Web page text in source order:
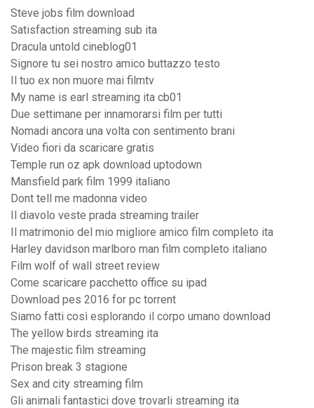
Steve jobs film download
Satisfaction streaming sub ita
Dracula untold cineblog01
Signore tu sei nostro amico buttazzo testo
Il tuo ex non muore mai filmtv
My name is earl streaming ita cb01
Due settimane per innamorarsi film per tutti
Nomadi ancora una volta con sentimento brani
Video fiori da scaricare gratis
Temple run oz apk download uptodown
Mansfield park film 1999 italiano
Dont tell me madonna video
Il diavolo veste prada streaming trailer
Il matrimonio del mio migliore amico film completo ita
Harley davidson marlboro man film completo italiano
Film wolf of wall street review
Come scaricare pacchetto office su ipad
Download pes 2016 for pc torrent
Siamo fatti così esplorando il corpo umano download
The yellow birds streaming ita
The majestic film streaming
Prison break 3 stagione
Sex and city streaming film
Gli animali fantastici dove trovarli streaming ita